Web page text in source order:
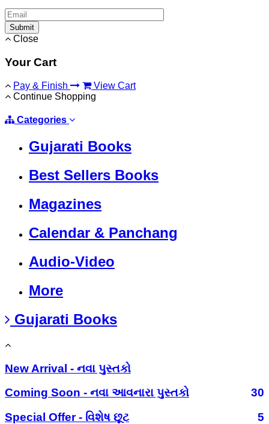
Submit
Close
Your Cart
Pay & Finish
View Cart
Continue Shopping
Categories
Gujarati Books
Best Sellers Books
Magazines
Calendar & Panchang
Audio-Video
More
Gujarati Books
New Arrival - નવા પુસ્તકો
Coming Soon - નવા આવનારા પુસ્તકો
30
Special Offer - વિશેષ છૂટ
5